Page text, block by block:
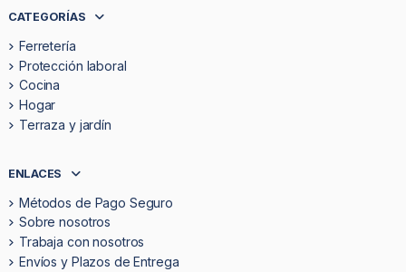
CATEGORÍAS
Ferretería
Protección laboral
Cocina
Hogar
Terraza y jardín
ENLACES
Métodos de Pago Seguro
Sobre nosotros
Trabaja con nosotros
Envíos y Plazos de Entrega